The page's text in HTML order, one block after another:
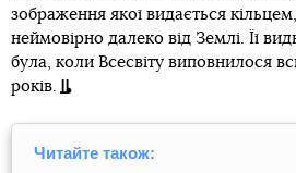
зображення якої видається
неймовірно далеко від Землі. Її
була, коли Всесвіту виповнилося
років.
Читайте також: